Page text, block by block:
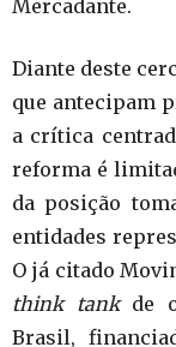
Mercadante.
Diante deste
que antecipam
a crítica
reforma é
da posição
entidades
O já citado
think tankde
Brasil,